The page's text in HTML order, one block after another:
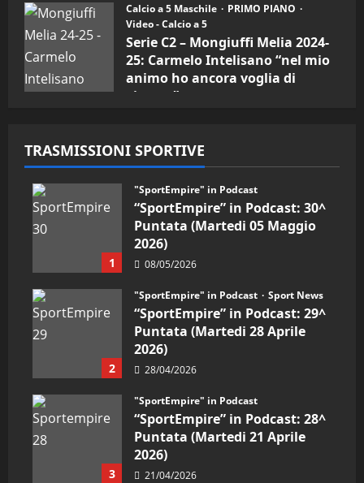
11/09/2024
Calcio a 5 Maschile
PRIMO PIANO
Video - Calcio a 5
Serie C2 – Mongiuffi Melia 2024-
25: Carmelo Intelisano “nel mio
animo ho ancora voglia di
vincere”
TRASMISSIONI SPORTIVE
1
"SportEmpire" in Podcast
“SportEmpire” in Podcast: 30^
Puntata (Martedi 05 Maggio
2026)
08/05/2026
2
"SportEmpire" in Podcast Sport News
“SportEmpire” in Podcast: 29^
Puntata (Martedi 28 Aprile
2026)
28/04/2026
3
"SportEmpire" in Podcast
“SportEmpire” in Podcast: 28^
Puntata (Martedi 21 Aprile
2026)
21/04/2026